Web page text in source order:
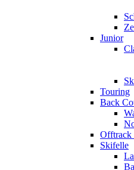
Junior
Touring
Back
Offtrack
Skifelle